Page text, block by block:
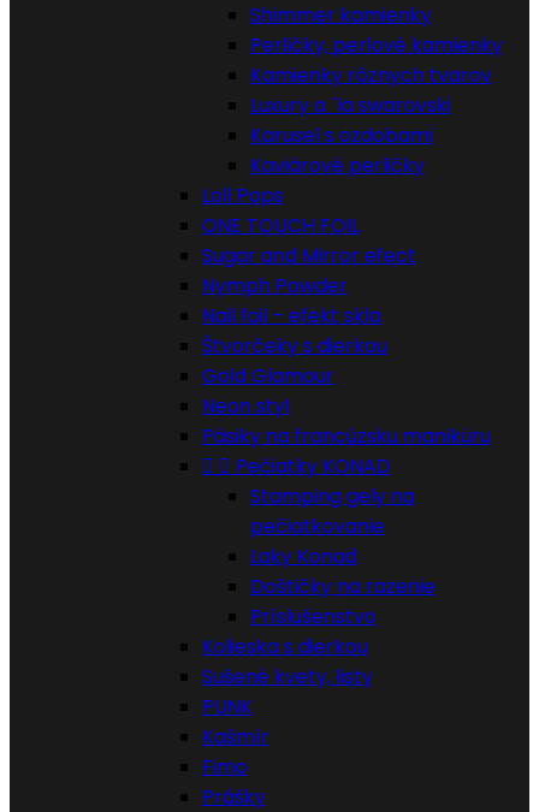
Shimmer kamienky
Perličky, perlové kamienky
Kamienky rôznych tvarov
Luxury a ´la swarovski
Karusel s ozdobami
Kaviárové perličky
Loll Pops
ONE TOUCH FOIL
Sugar and Mirror efect
Nymph Powder
Nail foil - efekt skla
Štvorčeky s dierkou
Gold Glamour
Neon styl
Pásiky na francúzsku manikúru
  Pečiatky KONAD
Stamping gely na
pečiatkovanie
Laky Konad
Doštičky na razenie
Príslušenstvo
Kolieska s dierkou
Sušené kvety, listy
PUNK
Kašmír
Fimo
Prášky